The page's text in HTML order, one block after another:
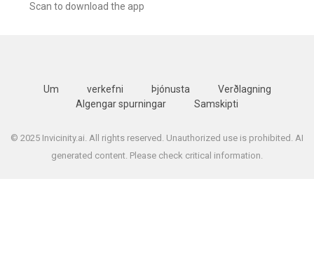
Scan to download the app
Um verkefni Þjónusta
Verðlagning
Algengar spurningar
Samskipti
© 2025 Invicinity.ai. All rights reserved. Unauthorized use is prohibited. AI
generated content. Please check critical information.